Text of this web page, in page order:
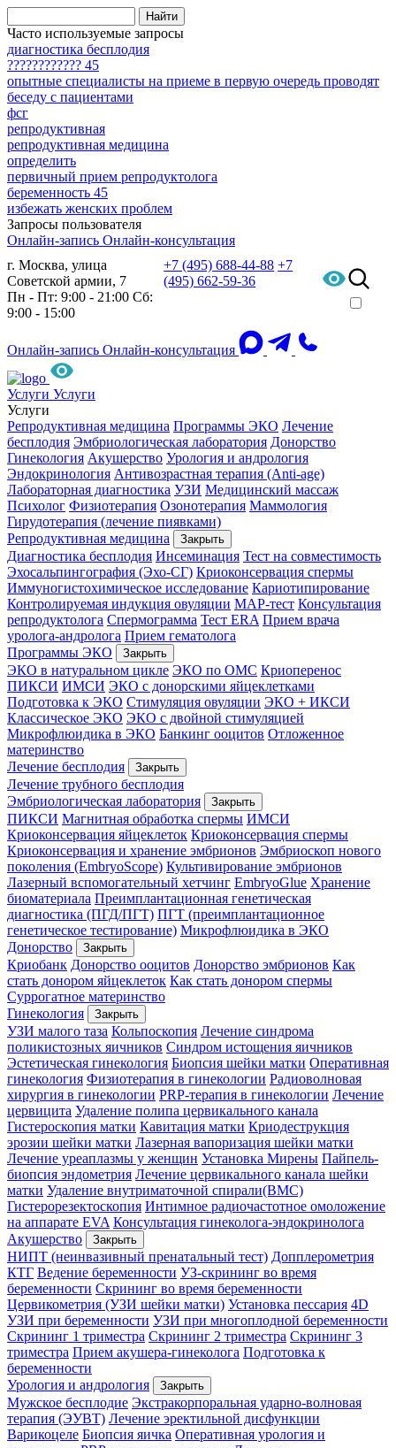
Часто используемые запросы
диагностика бесплодия
???????????? 45
опытные специалисты на приеме в первую очередь проводят
беседу с пациентами
фсг
репродуктивная
репродуктивная медицина
определить
первичный прием репродуктолога
беременность 45
избежать женских проблем
Запросы пользователя
Онлайн-запись Онлайн-консультация
г. Москва, улица
Советской армии, 7
Пн - Пт: 9:00 - 21:00 Сб:
9:00 - 15:00
+7 (495) 688-44-88 +7
(495) 662-59-36
Онлайн-запись Онлайн-консультация
Услуги Услуги
Услуги
Репродуктивная медицина Программы ЭКО Лечение
бесплодия Эмбриологическая лаборатория Донорство
Гинекология Акушерство Урология и андрология
Эндокринология Антивозрастная терапия (Anti-age)
Лабораторная диагностика УЗИ Медицинский массаж
Психолог Физиотерапия Озонотерапия Маммология
Гирудотерапия (лечение пиявками)
Репродуктивная медицина
Закрыть
Диагностика бесплодия Инсеминация Тест на совместимость
Эхосальпингография (Эхо-СГ) Криоконсервация спермы
Иммуногистохимическое исследование Кариотипирование
Контролируемая индукция овуляции МАР-тест Консультация
репродуктолога Спермограмма Тест ERA Прием врача
уролога-андролога Прием гематолога
Программы ЭКО
Закрыть
ЭКО в натуральном цикле ЭКО по ОМС Криоперенос
ПИКСИ ИМСИ ЭКО с донорскими яйцеклетками
Подготовка к ЭКО Стимуляция овуляции ЭКО + ИКСИ
Классическое ЭКО ЭКО с двойной стимуляцией
Микрофлюидика в ЭКО Банкинг ооцитов Отложенное
материнство
Лечение бесплодия
Закрыть
Лечение трубного бесплодия
Эмбриологическая лаборатория
Закрыть
ПИКСИ Магнитная обработка спермы ИМСИ
Криоконсервация яйцеклеток Криоконсервация спермы
Криоконсервация и хранение эмбрионов Эмбриоскоп нового
поколения (EmbryoScope) Культивирование эмбрионов
Лазерный вспомогательный хетчинг EmbryoGlue Хранение
биоматериала Преимплантационная генетическая
диагностика (ПГД/ПГТ) ПГТ (преимплантационное
генетическое тестирование) Микрофлюидика в ЭКО
Донорство
Закрыть
Криобанк Донорство ооцитов Донорство эмбрионов Как
стать донором яйцеклеток Как стать донором спермы
Суррогатное материнство
Гинекология
Закрыть
УЗИ малого таза Кольпоскопия Лечение синдрома
поликистозных яичников Синдром истощения яичников
Эстетическая гинекология Биопсия шейки матки Оперативная
гинекология Физиотерапия в гинекологии Радиоволновая
хирургия в гинекологии PRP-терапия в гинекологии Лечение
цервицита Удаление полипа цервикального канала
Гистероскопия матки Кавитация матки Криодеструкция
эрозии шейки матки Лазерная вапоризация шейки матки
Лечение уреаплазмы у женщин Установка Мирены Пайпель-
биопсия эндометрия Лечение цервикального канала шейки
матки Удаление внутриматочной спирали(ВМС)
Гистерорезектоскопия Интимное радиочастотное омоложение
на аппарате EVA Консультация гинеколога-эндокринолога
Акушерство
Закрыть
НИПТ (неинвазивный пренатальный тест) Допплерометрия
КТГ Ведение беременности УЗ-скрининг во время
беременности Скрининг во время беременности
Цервикометрия (УЗИ шейки матки) Установка пессария 4D
УЗИ при беременности УЗИ при многоплодной беременности
Скрининг 1 триместра Скрининг 2 триместра Скрининг 3
триместра Прием акушера-гинеколога Подготовка к
беременности
Урология и андрология
Закрыть
Мужское бесплодие Экстракорпоральная ударно-волновая
терапия (ЭУВТ) Лечение эректильной дисфункции
Варикоцеле Биопсия яичка Оперативная урология и